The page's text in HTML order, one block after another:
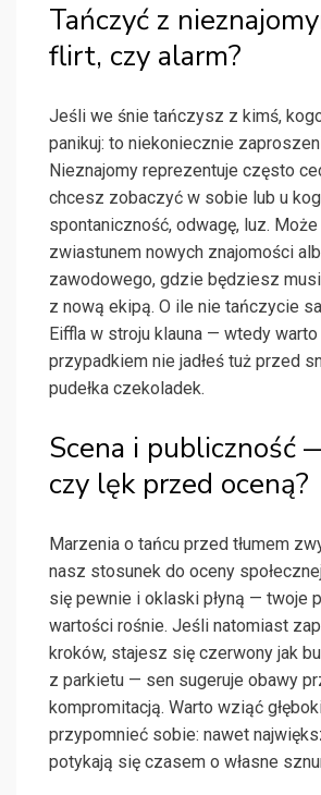
Tańczyć z
flirt, czy alarm?
Jeśli we śnie tańczysz z kimś,
panikuj: to niekoniecznie
Nieznajomy reprezentuje często
chcesz zobaczyć w sobie lub u
spontaniczność, odwagę, luz.
zwiastunem nowych znajomości
zawodowego, gdzie będziesz
z nową ekipą. O ile nie tańczycie
Eiffla w stroju klauna — wtedy
przypadkiem nie jadłeś tuż przed
pudełka czekoladek.
Scena i publiczność
czy lęk przed oceną?
Marzenia o tańcu przed tłumem
nasz stosunek do oceny
się pewnie i oklaski płyną — twoje
wartości rośnie. Jeśli natomiast
kroków, stajesz się czerwony jak
z parkietu — sen sugeruje obawy
kompromitacją. Warto wziąć
przypomnieć sobie: nawet
potykają się czasem o własne